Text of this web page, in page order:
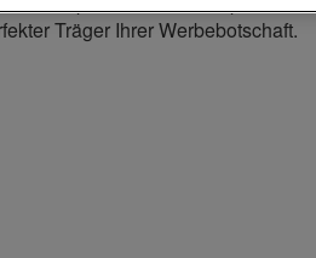
Träger Ihrer Werbebotschaft.